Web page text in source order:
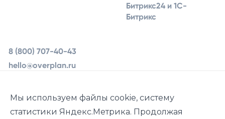
Битрикс24 и 1С-
Битрикс
8 (800) 707-40-43
hello@overplan.ru
Мы используем файлы cookie, систему
статистики Яндекс.Метрика. Продолжая